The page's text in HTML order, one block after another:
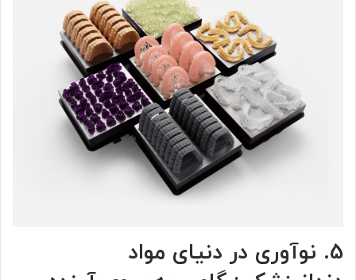
5. نوآوری در دنیای مواد